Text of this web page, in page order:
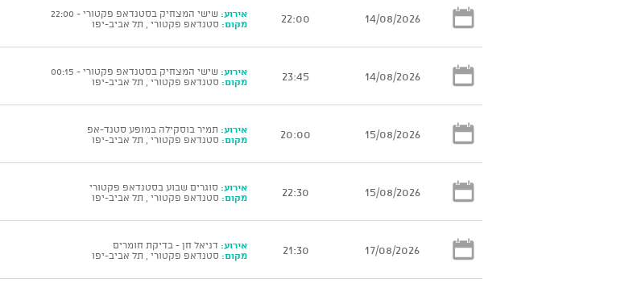
14/08/2026
22:00 אירוע: שישי המצחיק בסטנדאפ פקטורי - 22:00
מקום: סטנדאפ פקטורי , תל אביב-יפו
14/08/2026
23:45 אירוע: שישי המצחיק בסטנדאפ פקטורי - 00:15
מקום: סטנדאפ פקטורי , תל אביב-יפו
15/08/2026
20:00 אירוע: תמיר בוסקילה במופע סטנד-אפ
מקום: סטנדאפ פקטורי , תל אביב-יפו
15/08/2026
22:30 אירוע: סוגרים שבוע בסטנדאפ פקטורי
מקום: סטנדאפ פקטורי , תל אביב-יפו
17/08/2026
21:30 אירוע: דניאל חן - בדיקת חומרים
מקום: סטנדאפ פקטורי , תל אביב-יפו